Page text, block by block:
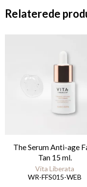
Relaterede
The Serum Anti-age
Tan 15 ml.
Vita Liberata
WR-FFS015-WEB